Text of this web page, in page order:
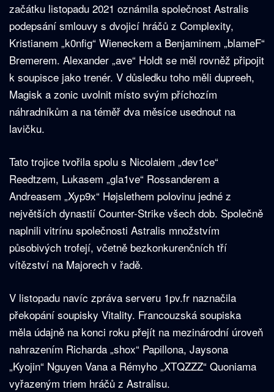
začátku listopadu 2021 oznámila společnost Astralis
podepsání smlouvy s dvojicí hráčů z Complexity,
Kristianem „k0nfig“ Wieneckem a Benjaminem „blameF“
Bremerem. Alexander „ave“ Holdt se měl rovněž připojit
k soupisce jako trenér. V důsledku toho měli dupreeh,
Magisk a zonic uvolnit místo svým příchozím
náhradníkům a na téměř dva měsíce usednout na
lavičku.
Tato trojice tvořila spolu s Nicolaiem „dev1ce“
Reedtzem, Lukasem „gla1ve“ Rossanderem a
Andreasem „Xyp9x“ Højslethem polovinu jedné z
největších dynastií Counter-Strike všech dob. Společně
naplnili vitrínu společnosti Astralis množstvím
působivých trofejí, včetně bezkonkurenčních tří
vítězství na Majorech v řadě.
V listopadu navíc zpráva serveru 1pv.fr naznačila
překopání soupisky Vitality. Francouzská soupiska
měla údajně na konci roku přejít na mezinárodní úroveň
nahrazením Richarda „shox“ Papillona, Jaysona
„Kyojin“ Nguyen Vana a Rémyho „XTQZZZ“ Quoniama
vyřazeným triem hráčů z Astralisu.